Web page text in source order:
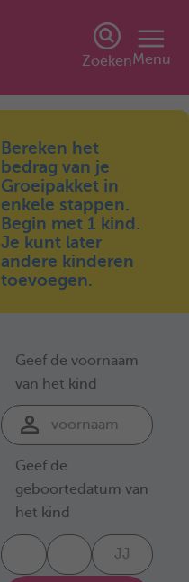
ZoekenMenu
Bereken het
bedrag van je
Groeipakket in
enkele stappen.
Begin met 1 kind.
Je kunt later
andere kinderen
toevoegen.
Geef de voornaam
van het kind
Geef de
geboortedatum van
het kind